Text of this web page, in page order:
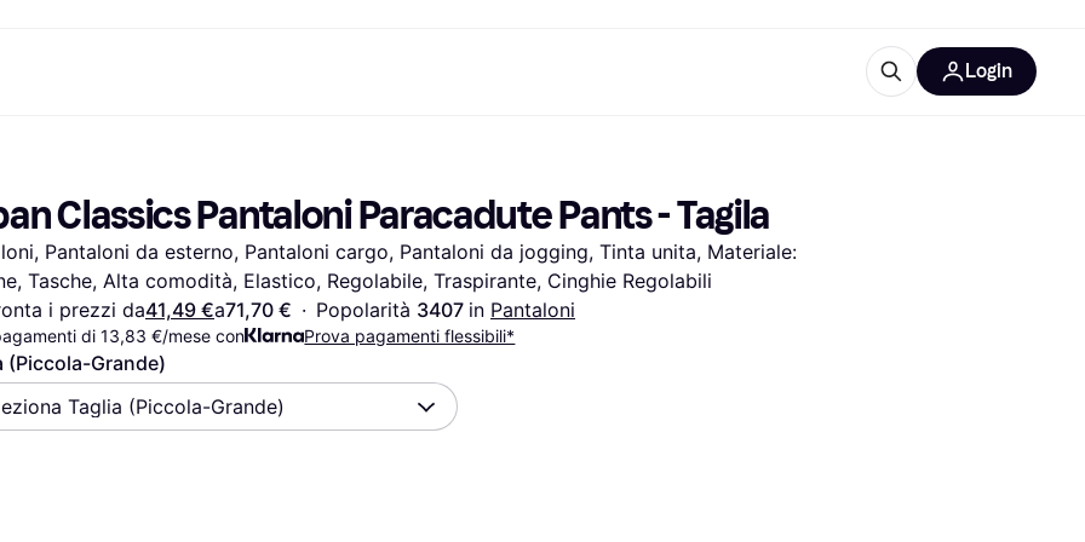
Esplora i negozi
Abbonamento
Saldo
Conto di risparmio
Deposito flessibile
Conto deposito vincolato
Salute & Bellezza
Abbigliamento
Giocattoli
Case e Interni
Audio e Video
Sport e Outdoor
Informatica
Fai da te
Telefoni & Wearable
Bambini e Famiglia
Trasporti Motorizzati
Giardino e Patio
Elettrodomestici da
Cucina
Elettrodomestici
Login
Classics Pantaloni Paracadute Pants - Tagila
Pantaloni da esterno, Pantaloni cargo, Pantaloni da jogging, Tinta unita, Materiale:
Tasche, Alta comodità, Elastico, Regolabile, Traspirante, Cinghie Regolabili
i prezzi da41,49 €a71,70 € · Popolarità 3407 in Pantaloni
di 13,83 €/mese con Prova pagamenti flessibili*
(Piccola-Grande)
Taglia (Piccola-Grande)